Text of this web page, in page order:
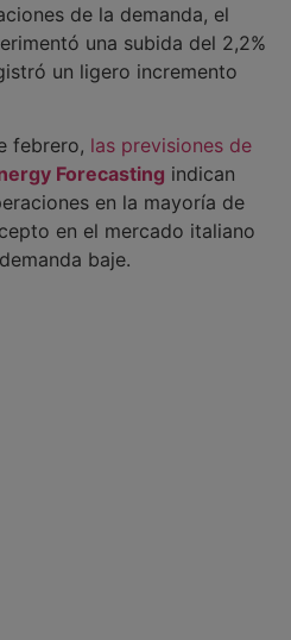
de la demanda, el
una subida del 2,2%
un ligero incremento
febrero, las previsiones de
Forecasting indican
en la mayoría de
en el mercado italiano
baje.